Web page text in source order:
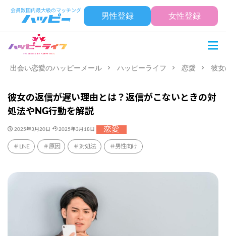
男性登録 女性登録
出会い恋愛のハッピーメール ハッピーライフ 恋愛 彼
彼女の返信が遅い理由とは？返信がこないときの対
処法やNG行動を解説
2025年3月20日 2025年3月18日 恋愛
LINE 原因 対処法 男性向け